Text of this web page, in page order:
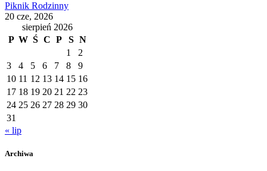
Piknik Rodzinny
20 cze, 2026
sierpień 2026
P W Ś C P S N
1
2
3
4 5 6 7 8
9
10 11 12 13 14 15 16
17 18 19 20 21 22 23
24 25 26 27 28 29 30
31
« lip
Archiwa